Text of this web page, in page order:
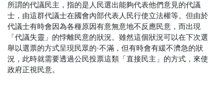
所謂的代議民主，指的是人民選出能夠代表他們意見的代議
士，由這群代議士在國會內部代表人民行使立法權等。但由於
代議士有時會因為各種原因有意無意地不反應民意，而出現
「代議失靈」的悖離民意的狀況。雖然這個狀況可以在下次選
舉以選票的方式呈現民眾的·不滿，但有時會有緩不濟急的狀
況，此時就需要透過公民投票這類「直接民主」的方式，來使
政府正視民意。